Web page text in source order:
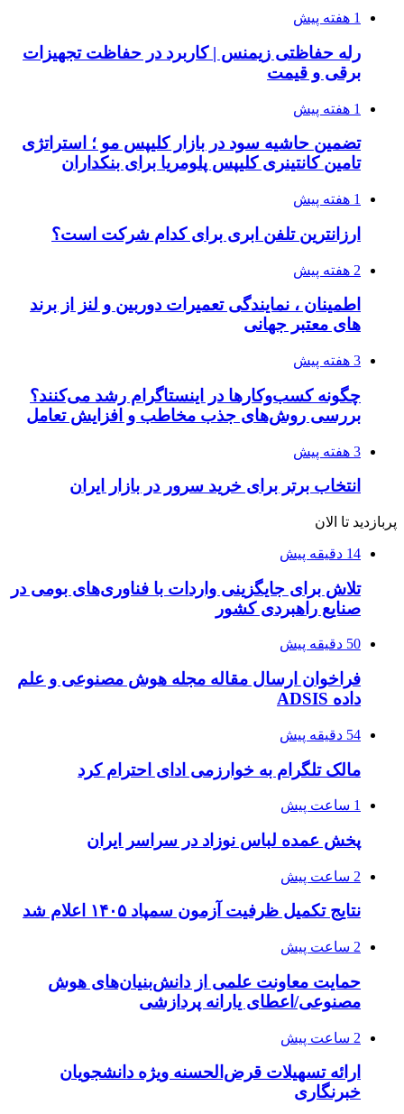
1 هفته پیش
رله حفاظتی زیمنس | کاربرد در حفاظت تجهیزات
برقی و قیمت
1 هفته پیش
تضمین حاشیه سود در بازار کلیپس مو ؛ استراتژی
تامین کانتینری کلیپس پلومریا برای بنکداران
1 هفته پیش
ارزانترین تلفن ابری برای کدام شرکت است؟
2 هفته پیش
اطمینان ، نمایندگی تعمیرات دوربین و لنز از برند
های معتبر جهانی
3 هفته پیش
چگونه کسب‌وکارها در اینستاگرام رشد می‌کنند؟
بررسی روش‌های جذب مخاطب و افزایش تعامل
3 هفته پیش
انتخاب برتر برای خرید سرور در بازار ایران
پربازدید تا الان
14 دقیقه پیش
تلاش برای جایگزینی واردات با فناوری‌های بومی در
صنایع راهبردی کشور
50 دقیقه پیش
فراخوان ارسال مقاله مجله هوش مصنوعی و علم
داده ADSIS
54 دقیقه پیش
مالک تلگرام به خوارزمی ادای احترام کرد
1 ساعت پیش
پخش عمده لباس نوزاد در سراسر ایران
2 ساعت پیش
نتایج تکمیل ظرفیت آزمون سمپاد ۱۴۰۵ اعلام شد
2 ساعت پیش
حمایت معاونت علمی از دانش‌بنیان‌های هوش
مصنوعی/اعطای یارانه پردازشی
2 ساعت پیش
ارائه تسهیلات قرض‌الحسنه ویژه دانشجویان
خبرنگاری